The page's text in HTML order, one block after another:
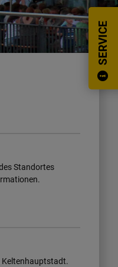
SERVICE
Standortes
Keltenhauptstadt.